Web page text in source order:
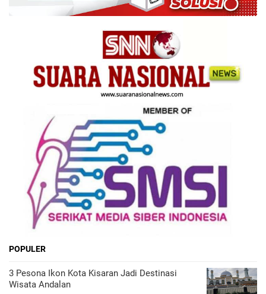
POPULER
3 Pesona Ikon Kota Kisaran Jadi Destinasi
Wisata Andalan